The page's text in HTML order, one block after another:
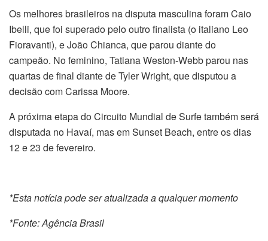
Os melhores brasileiros na disputa masculina foram Caio
Ibelli, que foi superado pelo outro finalista (o italiano Leo
Fioravanti), e João Chianca, que parou diante do
campeão. No feminino, Tatiana Weston-Webb parou nas
quartas de final diante de Tyler Wright, que disputou a
decisão com Carissa Moore.
A próxima etapa do Circuito Mundial de Surfe também será
disputada no Havaí, mas em Sunset Beach, entre os dias
12 e 23 de fevereiro.
*Esta notícia pode ser atualizada a qualquer momento
*Fonte: Agência Brasil